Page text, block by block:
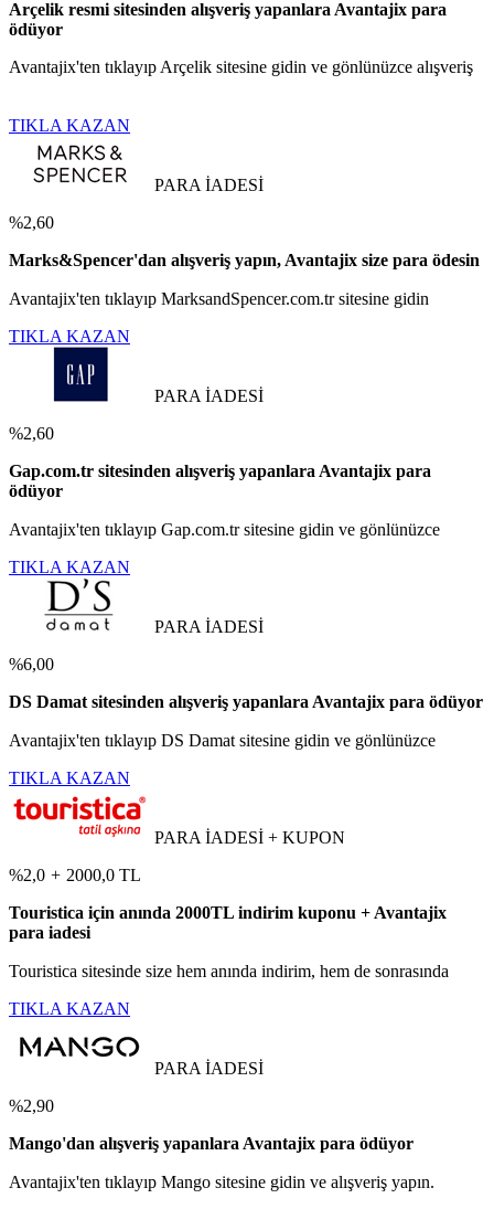
Arçelik resmi sitesinden alışveriş yapanlara Avantajix para
ödüyor
Avantajix'ten tıklayıp Arçelik sitesine gidin ve gönlünüzce alışveriş
TIKLA KAZAN
PARA İADESİ
%2,60
Marks&Spencer'dan alışveriş yapın, Avantajix size para ödesin
Avantajix'ten tıklayıp MarksandSpencer.com.tr sitesine gidin
TIKLA KAZAN
PARA İADESİ
%2,60
Gap.com.tr sitesinden alışveriş yapanlara Avantajix para
ödüyor
Avantajix'ten tıklayıp Gap.com.tr sitesine gidin ve gönlünüzce
TIKLA KAZAN
PARA İADESİ
%6,00
DS Damat sitesinden alışveriş yapanlara Avantajix para ödüyor
Avantajix'ten tıklayıp DS Damat sitesine gidin ve gönlünüzce
TIKLA KAZAN
PARA İADESİ + KUPON
%2,0 + 2000,0 TL
Touristica için anında 2000TL indirim kuponu + Avantajix
para iadesi
Touristica sitesinde size hem anında indirim, hem de sonrasında
TIKLA KAZAN
PARA İADESİ
%2,90
Mango'dan alışveriş yapanlara Avantajix para ödüyor
Avantajix'ten tıklayıp Mango sitesine gidin ve alışveriş yapın.